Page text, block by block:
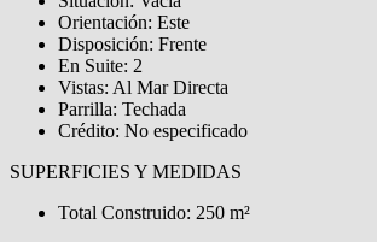
Orientación: Este
Disposición: Frente
En Suite: 2
Vistas: Al Mar Directa
Parrilla: Techada
Crédito: No especificado
SUPERFICIES Y MEDIDAS
Total Construido: 250 m²